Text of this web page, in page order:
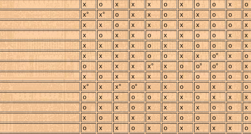
x o x x x o x o o x o
x° x° o x x o x x o o x
x x o x x o x x o o x
x o x x o x x o o x x
x x x x o x x o o o x
x x x x o o x x o° x o
o x x x x° x o o° o° o x
x o x x x o x o o o o
x° x x° o° x x o o x x o
o x x o o x x o x x x
o x x o x x x x o o x
x o x x x x o o o x o
o x x o x o x x x x o